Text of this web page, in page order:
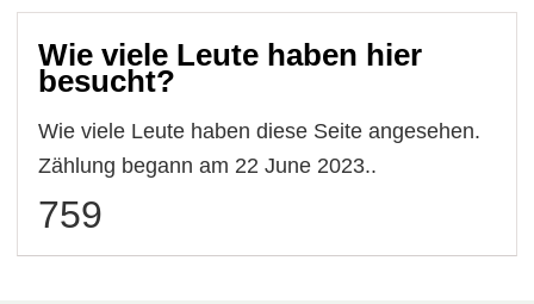
Wie viele Leute haben hier
besucht?
Wie viele Leute haben diese Seite angesehen.
Zählung begann am 22 June 2023..
759